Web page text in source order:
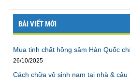
mái mà không lo “hết xăng”.
đỉnh không chỉ 1 mà là 2 lần.
chương trình không phải gặp
nào cũng dùng tên giả, nên tôi
này. Cảm ơn chương trình.”
BÀI VIẾT MỚI
Mua tinh chất hồng sâm Hàn Quốc
26/10/2025
Cách chữa vô sinh nam tại nhà &